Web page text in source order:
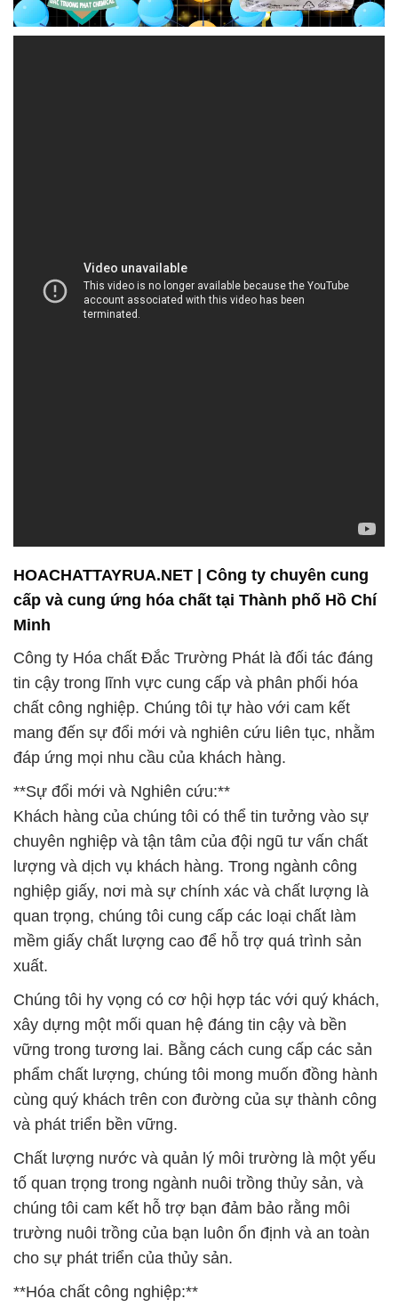
HOACHATTAYRUA.NET | Công ty chuyên cung
cấp và cung ứng hóa chất tại Thành phố Hồ Chí
Minh
Công ty Hóa chất Đắc Trường Phát là đối tác đáng
tin cậy trong lĩnh vực cung cấp và phân phối hóa
chất công nghiệp. Chúng tôi tự hào với cam kết
mang đến sự đổi mới và nghiên cứu liên tục, nhằm
đáp ứng mọi nhu cầu của khách hàng.
**Sự đổi mới và Nghiên cứu:**
Khách hàng của chúng tôi có thể tin tưởng vào sự
chuyên nghiệp và tận tâm của đội ngũ tư vấn chất
lượng và dịch vụ khách hàng. Trong ngành công
nghiệp giấy, nơi mà sự chính xác và chất lượng là
quan trọng, chúng tôi cung cấp các loại chất làm
mềm giấy chất lượng cao để hỗ trợ quá trình sản
xuất.
Chúng tôi hy vọng có cơ hội hợp tác với quý khách,
xây dựng một mối quan hệ đáng tin cậy và bền
vững trong tương lai. Bằng cách cung cấp các sản
phẩm chất lượng, chúng tôi mong muốn đồng hành
cùng quý khách trên con đường của sự thành công
và phát triển bền vững.
Chất lượng nước và quản lý môi trường là một yếu
tố quan trọng trong ngành nuôi trồng thủy sản, và
chúng tôi cam kết hỗ trợ bạn đảm bảo rằng môi
trường nuôi trồng của bạn luôn ổn định và an toàn
cho sự phát triển của thủy sản.
**Hóa chất công nghiệp:**